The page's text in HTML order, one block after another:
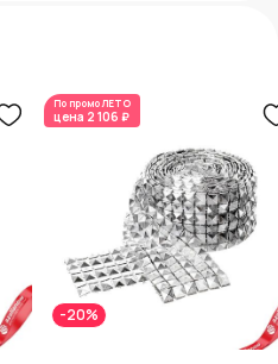
По промоЛЕТО
цена 2 106 ₽
-20%